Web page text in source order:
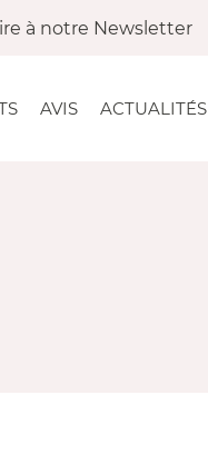
à notre Newsletter
AVIS ACTUALITÉS